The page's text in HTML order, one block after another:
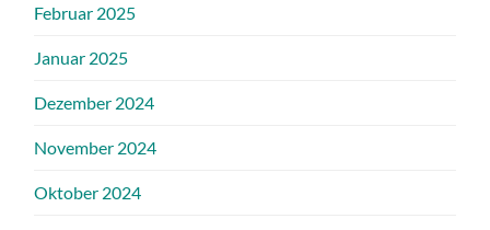
Februar 2025
Januar 2025
Dezember 2024
November 2024
Oktober 2024